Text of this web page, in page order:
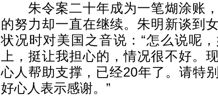
朱令案二十年成为一笔煳涂账，
的努力却一直在继续。朱明新谈到
状况时对美国之音说：“怎么说呢
上，挺让我担心的，情况很不好。
心人帮助支撑，已经20年了。请特
好心人表示感谢。”